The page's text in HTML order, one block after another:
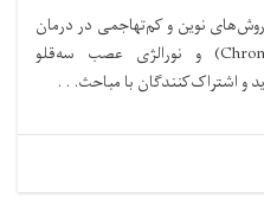
نوین و کم‌تهاجمی در درمان
درد مزمن کمر (Chronic Back Pain) و نورالژی عصب سه‌قلو